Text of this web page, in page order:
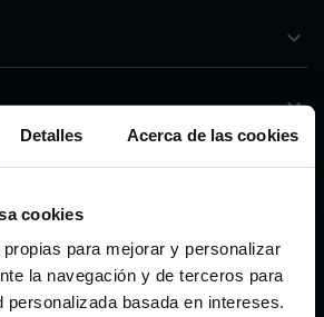
Detalles Acerca de las cookies
cookies
para mejorar y personalizar
la navegación y de terceros para
personalizada basada en intereses.